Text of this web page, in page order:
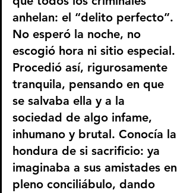
anhelan: el “delito perfecto”.
No esperó la noche, no
escogió hora ni sitio especial.
Procedió así, rigurosamente
tranquila, pensando en que
se salvaba ella y a la
sociedad de algo infame,
inhumano y brutal. Conocía la
hondura de si sacrificio: ya
imaginaba a sus amistades en
pleno conciliábulo, dando